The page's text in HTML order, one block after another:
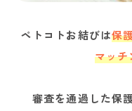
ペトコトお結びは保
マッチ
審査を通過した保